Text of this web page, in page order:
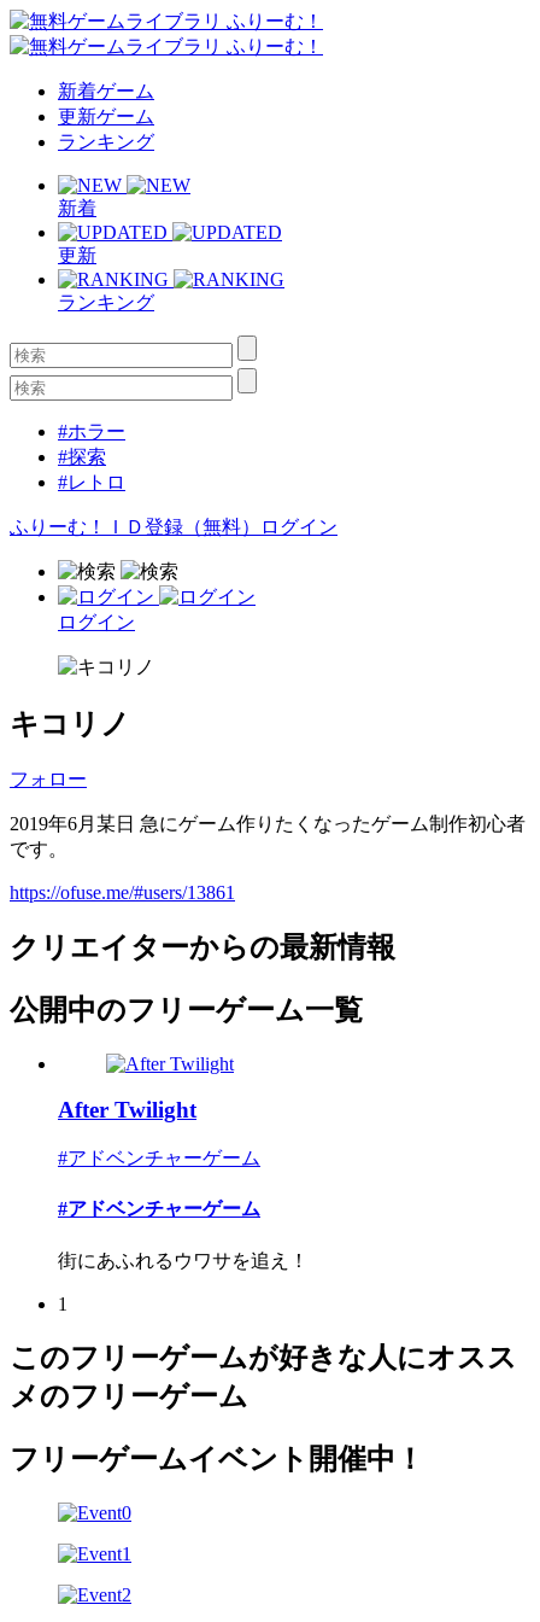
新着ゲーム
更新ゲーム
ランキング
新着
更新
ランキング
#ホラー
#探索
#レトロ
ふりーむ！ＩＤ登録（無料） ログイン
ログイン
キコリノ
フォロー
2019年6月某日 急にゲーム作りたくなったゲーム制作初心者
です。
https://ofuse.me/#users/13861
クリエイターからの最新情報
公開中のフリーゲーム一覧
After Twilight
#アドベンチャーゲーム
#アドベンチャーゲーム
街にあふれるウワサを追え！
1
このフリーゲームが好きな人にオスス
メのフリーゲーム
フリーゲームイベント開催中！